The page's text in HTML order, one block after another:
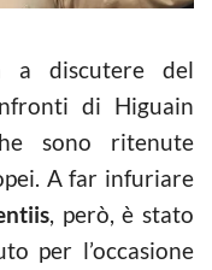
a discutere del
di Higuain
sono ritenute
A far infuriare
, però, è stato
per l’occasione